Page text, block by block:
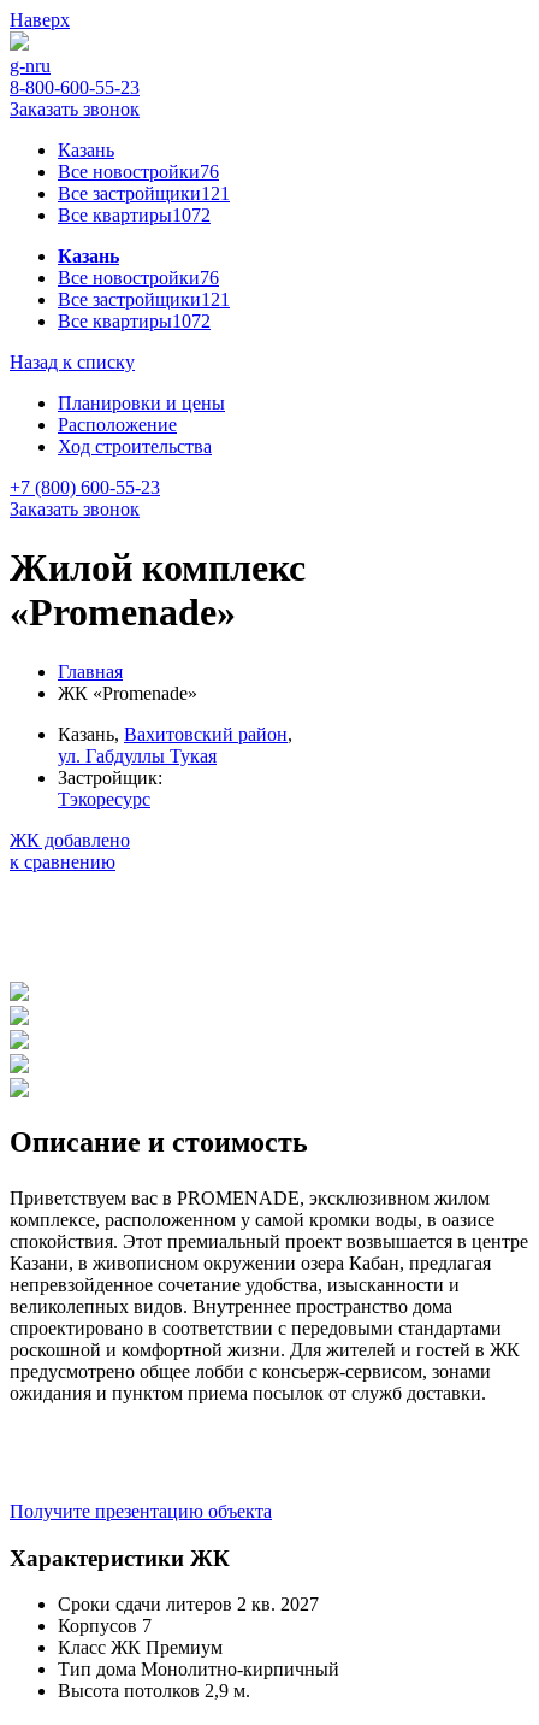
Наверх
g-nru
8-800-600-55-23
Заказать звонок
Казань
Все новостройки76
Все застройщики121
Все квартиры1072
Казань
Все новостройки76
Все застройщики121
Все квартиры1072
Назад к списку
Планировки и цены
Расположение
Ход строительства
+7 (800) 600-55-23
Заказать звонок
Жилой комплекс
«Promenade»
Главная
ЖК «Promenade»
Казань, Вахитовский район,
ул. Габдуллы Тукая
Застройщик:
Тэкоресурс
ЖК добавлено
к сравнению
Описание и стоимость
Приветствуем вас в PROMENADE, эксклюзивном жилом
комплексе, расположенном у самой кромки воды, в оазисе
спокойствия. Этот премиальный проект возвышается в центре
Казани, в живописном окружении озера Кабан, предлагая
непревзойденное сочетание удобства, изысканности и
великолепных видов. Внутреннее пространство дома
спроектировано в соответствии с передовыми стандартами
роскошной и комфортной жизни. Для жителей и гостей в ЖК
предусмотрено общее лобби с консьерж-сервисом, зонами
ожидания и пунктом приема посылок от служб доставки.
Получите презентацию объекта
Характеристики ЖК
Сроки сдачи литеров 2 кв. 2027
Корпусов 7
Класс ЖК Премиум
Тип дома Монолитно-кирпичный
Высота потолков 2,9 м.